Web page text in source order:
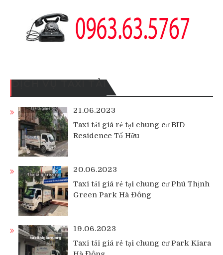
21.06.2023
Taxi tải giá rẻ tại chung cư BID
Residence Tố Hữu
20.06.2023
Taxi tải giá rẻ tại chung cư Phú Thịnh
Green Park Hà Đông
19.06.2023
Taxi tải giá rẻ tại chung cư Park Kiara